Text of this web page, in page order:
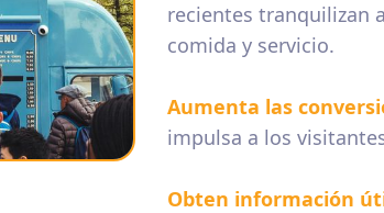
recientes tranquilizan
comida y servicio.
Aumenta las
impulsa a los
Obten información